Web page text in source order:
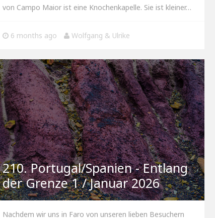
von Campo Maior ist eine Knochenkapelle. Sie ist kleiner…
6 months ago Wolfgang & Ulrike
210. Portugal/Spanien - Entlang
der Grenze 1 / Januar 2026
Nachdem wir uns in Faro von unseren lieben Besuchern